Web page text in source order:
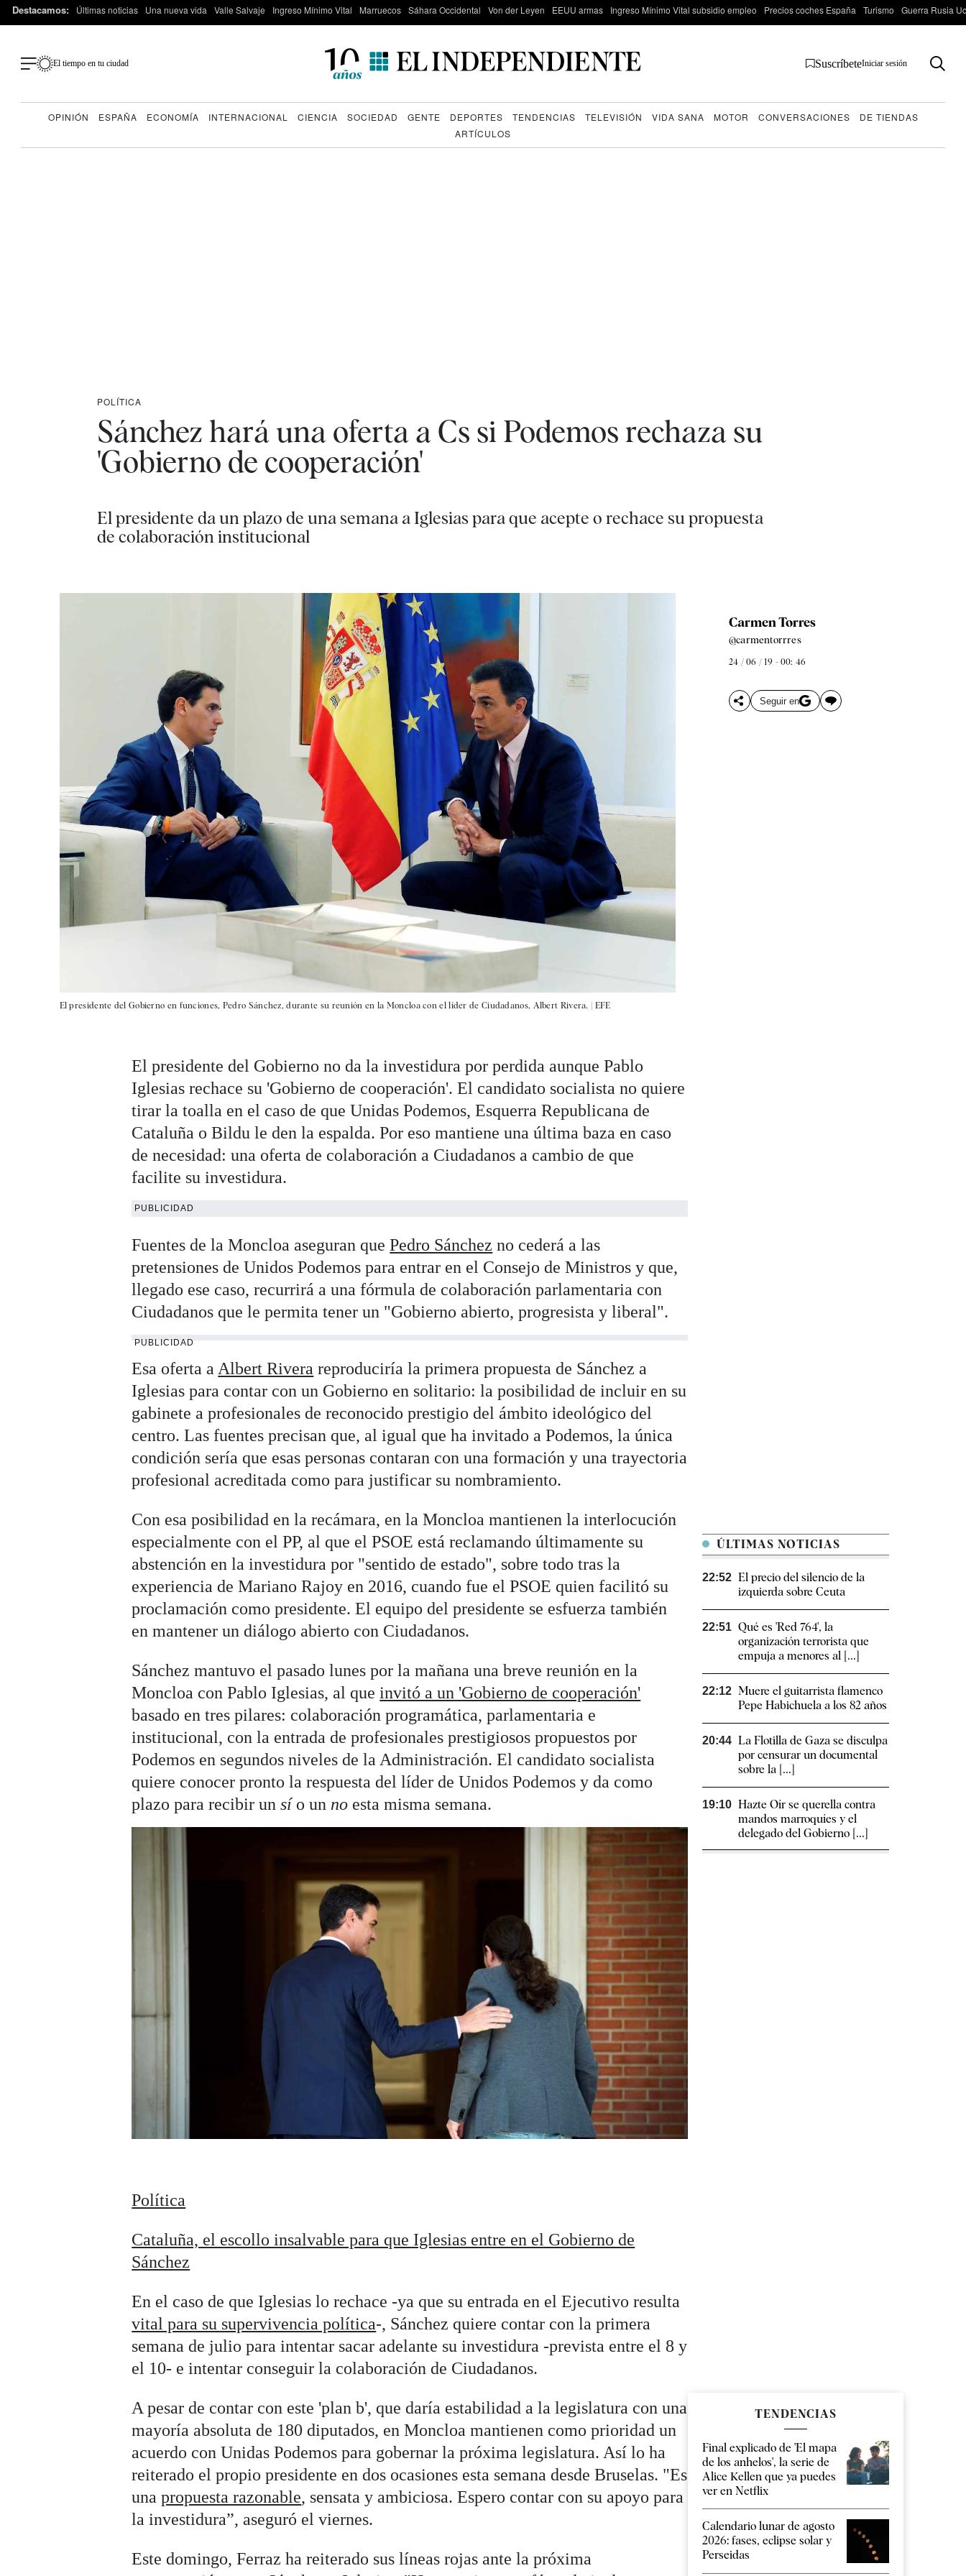
Destacamos: Últimas noticias Una nueva vida Valle Salvaje Ingreso Mínimo Vital Marruecos Sáhara Occidental Von der Leyen EEUU armas Ingreso Mínimo Vital subsidio empleo Precios coches España Turismo Guerra Rusia
El tiempo en tu ciudad SuscríbeteIniciar sesión
OPINIÓN ESPAÑA ECONOMÍA INTERNACIONAL CIENCIA SOCIEDAD GENTE DEPORTES TENDENCIAS TELEVISIÓN VIDA SANA MOTOR CONVERSACIONES
DE TIENDAS
ARTÍCULOS
POLÍTICA
Sánchez hará una oferta a Cs si Podemos rechaza su
'Gobierno de cooperación'
El presidente da un plazo de una semana a Iglesias para que acepte o rechace su propuesta
de colaboración institucional
El presidente del Gobierno en funciones, Pedro Sánchez, durante su reunión en la Moncloa con el líder de Ciudadanos, Albert Rivera. | EFE
Carmen Torres
@carmentorrres
24 / 06 / 19 - 00: 46
Seguir en
El presidente del Gobierno no da la investidura por perdida aunque Pablo
Iglesias rechace su 'Gobierno de cooperación'. El candidato socialista no quiere
tirar la toalla en el caso de que Unidas Podemos, Esquerra Republicana de
Cataluña o Bildu le den la espalda. Por eso mantiene una última baza en caso
de necesidad: una oferta de colaboración a Ciudadanos a cambio de que
facilite su investidura.
PUBLICIDAD
Fuentes de la Moncloa aseguran quePedro Sánchez no cederá a las
pretensiones de Unidos Podemos para entrar en el Consejo de Ministros y que,
llegado ese caso, recurrirá a una fórmula de colaboración parlamentaria con
Ciudadanos que le permita tener un "Gobierno abierto, progresista y liberal".
PUBLICIDAD
Esa oferta a Albert Rivera reproduciría la primera propuesta de Sánchez a
Iglesias para contar con un Gobierno en solitario: la posibilidad de incluir en su
gabinete a profesionales de reconocido prestigio del ámbito ideológico del
centro. Las fuentes precisan que, al igual que ha invitado a Podemos, la única
condición sería que esas personas contaran con una formación y una trayectoria
profesional acreditada como para justificar su nombramiento.
Con esa posibilidad en la recámara, en la Moncloa mantienen la interlocución
especialmente con el PP, al que el PSOE está reclamando últimamente su
abstención en la investidura por "sentido de estado", sobre todo tras la
experiencia de Mariano Rajoy en 2016, cuando fue el PSOE quien facilitó su
proclamación como presidente. El equipo del presidente se esfuerza también
en mantener un diálogo abierto con Ciudadanos.
Sánchez mantuvo el pasado lunes por la mañana una breve reunión en la
Moncloa con Pablo Iglesias, al que invitó a un 'Gobierno de cooperación'
basado en tres pilares: colaboración programática, parlamentaria e
institucional, con la entrada de profesionales prestigiosos propuestos por
Podemos en segundos niveles de la Administración. El candidato socialista
quiere conocer pronto la respuesta del líder de Unidos Podemos y da como
plazo para recibir unsío un no esta misma semana.
Política
Cataluña, el escollo insalvable para que Iglesias entre en el Gobierno de
Sánchez
En el caso de que Iglesias lo rechace -ya que su entrada en el Ejecutivo resulta
vital para su supervivencia política-, Sánchez quiere contar con la primera
semana de julio para intentar sacar adelante su investidura -prevista entre el 8 y
el 10- e intentar conseguir la colaboración de Ciudadanos.
A pesar de contar con este 'plan b', que daría estabilidad a la legislatura con una
mayoría absoluta de 180 diputados, en Moncloa mantienen como prioridad un
acuerdo con Unidas Podemos para gobernar la próxima legislatura. Así lo ha
reiterado el propio presidente en dos ocasiones esta semana desde Bruselas. "Es
unapropuesta razonable, sensata y ambiciosa. Espero contar con su apoyo para
la investidura”, aseguró el viernes.
Este domingo, Ferraz ha reiterado sus líneas rojas ante la próxima
ÚLTIMAS NOTICIAS
22:52 El precio del silencio de la
izquierda sobre Ceuta
22:51 Qué es 'Red 764', la
organización terrorista que
empuja a menores al [...]
22:12 Muere el guitarrista flamenco
Pepe Habichuela a los 82 años
20:44 La Flotilla de Gaza se disculpa
por censurar un documental
sobre la [...]
19:10 Hazte Oír se querella contra
mandos marroquíes y el
delegado del Gobierno [...]
TENDENCIAS
Final explicado de 'El mapa
de los anhelos', la serie de
Alice Kellen que ya puedes
ver en Netflix
Calendario lunar de agosto
2026: fases, eclipse solar y
Perseidas